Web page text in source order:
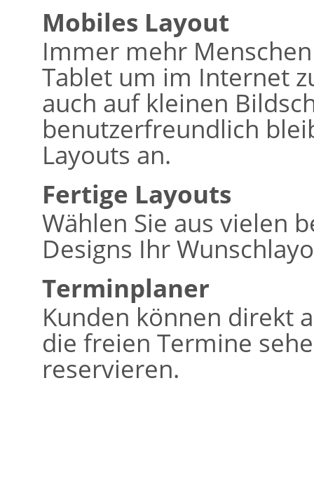
Mobiles Layout
Immer mehr
Tablet um im Internet
auch auf kleinen
benutzerfreundlich
Layouts an.
Fertige Layouts
Wählen Sie aus vielen
Designs Ihr
Terminplaner
Kunden können direkt
die freien Termine
reservieren.